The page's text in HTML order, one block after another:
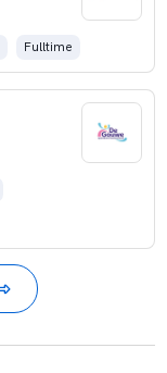
Fulltime